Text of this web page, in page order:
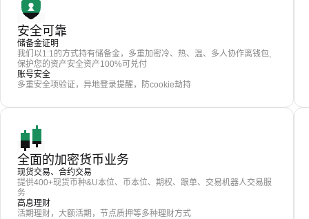
安全可靠
储备金证明
我们以1:1的方式持有储备金，多重加密冷、热、温、多人协作离钱包,
保护您的资产安全资产100%可兑付
账号安全
多重安全项验证，异地登录提醒，防cookie劫持
全面的加密货币业务
现货交易、合约交易
提供400+现货币种&U本位、币本位、期权、跟单、交易机器人交易服
务
高息理财
活期理财，大额活期，节点质押等多种理财方式